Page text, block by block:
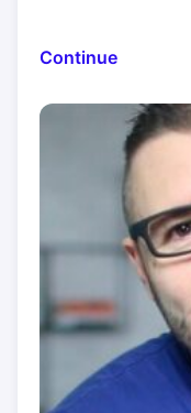
Continue